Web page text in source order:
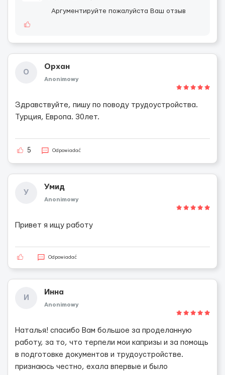
Аргументируйте пожалуйста Ваш отзыв
О
Орхан
Anonimowy
Здравствуйте, пишу по поводу трудоустройства.
Турция, Европа. 30лет.
5 Odpowiadać
У
Умид
Anonimowy
Привет я ищу работу
Odpowiadać
И
Инна
Anonimowy
Наталья! спасибо Вам большое за проделанную
работу, за то, что терпели мои капризы и за помощь
в подготовке документов и трудоустройстве.
признаюсь честно, ехала впервые и было